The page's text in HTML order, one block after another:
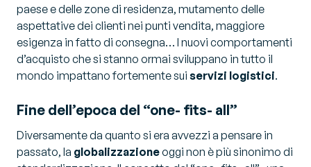
paese e delle zone di residenza, mutamento delle
aspettative dei clienti nei punti vendita, maggiore
esigenza in fatto di consegna… I nuovi comportamenti
d’acquisto che si stanno ormai sviluppano in tutto il
mondo impattano fortemente sui servizi logistici.
Fine dell’epoca del “one- fits- all”
Diversamente da quanto si era avvezzi a pensare in
passato, la globalizzazioneoggi non è più sinonimo di